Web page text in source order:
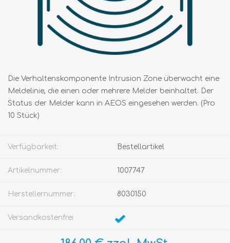
Die Verhaltenskomponente Intrusion Zone überwacht eine
Meldelinie, die einen oder mehrere Melder beinhaltet. Der
Status der Melder kann in AEOS eingesehen werden. (Pro
10 Stück)
Verfügbarkeit: Bestellartikel
Artikelnummer: 1007747
Herstellernummer: 8030150
Versandkostenfrei